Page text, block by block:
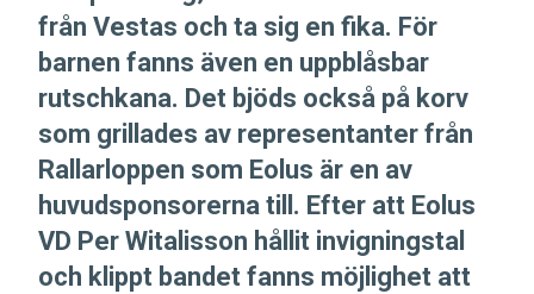
från Vestas och ta sig en fika. För
barnen fanns även en uppblåsbar
rutschkana. Det bjöds också på korv
som grillades av representanter från
Rallarloppen som Eolus är en av
huvudsponsorerna till. Efter att Eolus
VD Per Witalisson hållit invigningstal
och klippt bandet fanns möjlighet att